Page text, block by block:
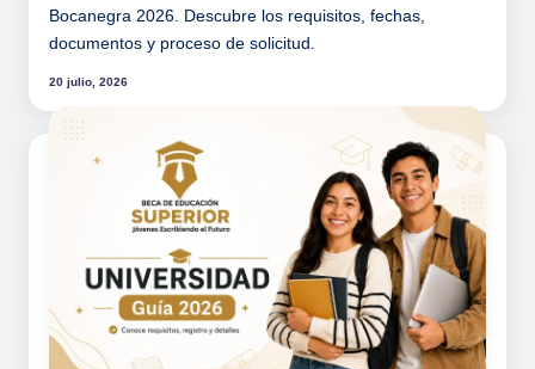
Bocanegra 2026. Descubre los requisitos, fechas,
documentos y proceso de solicitud.
20 julio, 2026